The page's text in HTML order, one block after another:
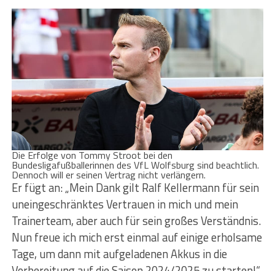
Die Erfolge von Tommy Stroot bei den
Bundesligafußballerinnen des VfL Wolfsburg sind beachtlich.
Dennoch will er seinen Vertrag nicht verlängern.
Er fügt an: „Mein Dank gilt Ralf Kellermann für sein
uneingeschränktes Vertrauen in mich und mein
Trainerteam, aber auch für sein großes Verständnis.
Nun freue ich mich erst einmal auf einige erholsame
Tage, um dann mit aufgeladenen Akkus in die